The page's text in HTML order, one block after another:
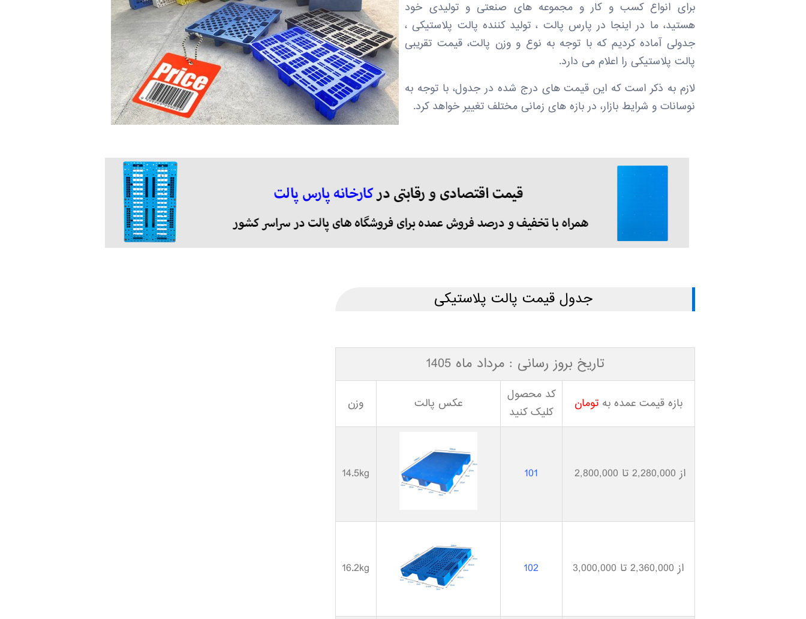
برای انواع کسب و کار و مجموعه های صنعتی و تولیدی خود
هستید، ما در اینجا در پارس پالت ، تولید کننده پالت پلاستیکی ،
جدولی آماده کردیم که با توجه به نوع و وزن پالت، قیمت تقریبی
پالت پلاستیکی را اعلام می دارد.
لازم به ذکر است که این قیمت های درج شده در جدول، با توجه به
نوسانات و شرایط بازار، در بازه های زمانی مختلف تغییر خواهد کرد.
جدول قیمت پالت پلاستیکی
تاریخ بروز رسانی : مرداد ماه 1405
بازه قیمت عمده بهتومان
کد محصول
کلیک کنید
عکس پالت وزن
از 2,280,000 تا 2,800,000 101
14.5kg
از 2,360,000 تا 3,000,000 102
16.2kg